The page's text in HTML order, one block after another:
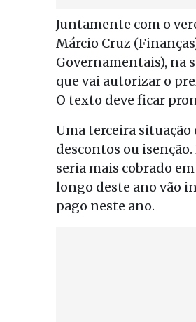
Juntamente com o
Márcio Cruz
Governamentais), na
que vai autorizar o
O texto deve ficar
Uma terceira situação
descontos ou
seria mais cobrado
longo deste ano vão
pago neste ano.